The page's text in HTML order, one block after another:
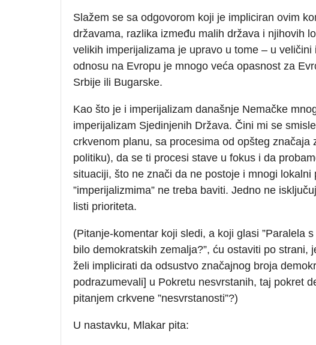
Slažem se sa odgovorom koji je impliciran ovim
državama, razlika između malih država i njihovih
velikih imperijalizama je upravo u tome – u
odnosu na Evropu je mnogo veća opasnost za
Srbije ili Bugarske.
Kao što je i imperijalizam današnje Nemačke
imperijalizam Sjedinjenih Država. Čini mi se
crkvenom planu, sa procesima od opšteg
politiku), da se ti procesi stave u fokus i da
situaciji, što ne znači da ne postoje i mnogi
”imperijalizmima” ne treba baviti. Jedno ne
listi prioriteta.
(Pitanje-komentar koji sledi, a koji glasi ”Paralela
bilo demokratskih zemalja?”, ću ostaviti po
želi implicirati da odsustvo značajnog broja
podrazumevali] u Pokretu nesvrstanih, taj pokret
pitanjem crkvene ”nesvrstanosti”?)
U nastavku, Mlakar pita: